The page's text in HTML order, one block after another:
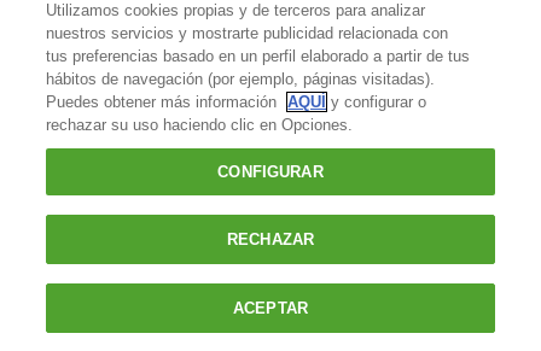
Quiénes somos
Qué hacemos
Contacto
Favoritos
Reportar una incidencia
Utilizamos cookies propias y de terceros para analizar
nuestros servicios y mostrarte publicidad relacionada con
tus preferencias basado en un perfil elaborado a partir de tus
hábitos de navegación (por ejemplo, páginas visitadas).
Puedes obtener más información
AQUÍ y configurar o
rechazar su uso haciendo clic en Opciones.
CONFIGURAR
RECHAZAR
ACEPTAR